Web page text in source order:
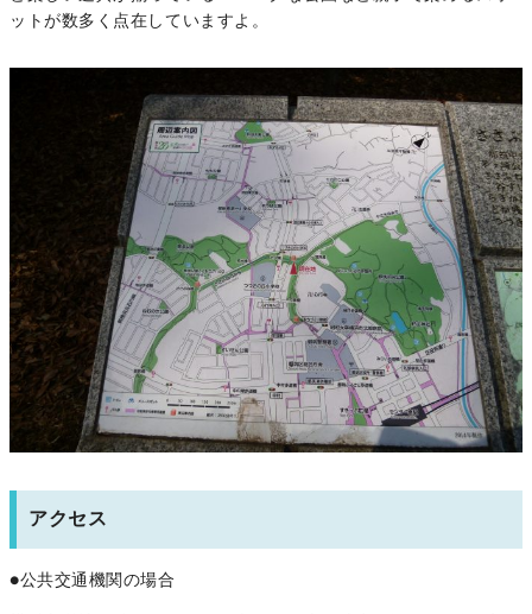
ットが数多く点在していますよ。
アクセス
●公共交通機関の場合